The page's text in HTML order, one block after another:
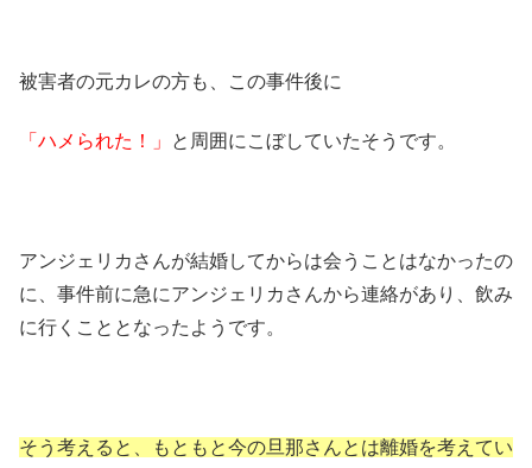
被害者の元カレの方も、この事件後に
「ハメられた！」 と周囲にこぼしていたそうです。
アンジェリカさんが結婚してからは会うことはなかったの
に、事件前に急にアンジェリカさんから連絡があり、飲み
に行くこととなったようです。
そう考えると、もともと今の旦那さんとは離婚を考えてい